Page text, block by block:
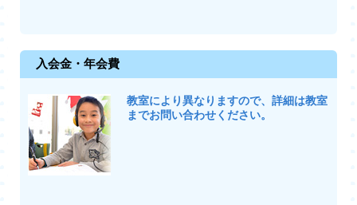
入会金・年会費
教室により異なりますので、詳細は教室
までお問い合わせください。